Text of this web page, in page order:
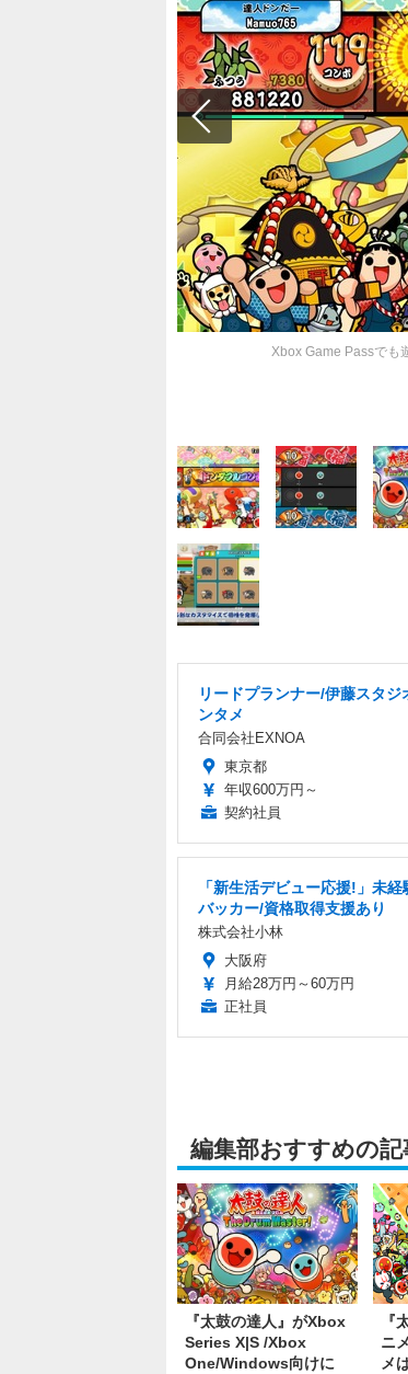
Xbox Game Passでも
リードプランナー/伊藤スタ
ンタメ
合同会社EXNOA
東京都
年収600万円～
契約社員
「新生活デビュー応援!」未
バッカー/資格取得支援あり
株式会社小林
大阪府
月給28万円～60万円
正社員
編集部おすすめの記
『太鼓の達人』がXbox
Series X|S /Xbox
One/Windows向けに
『
ニ
メ